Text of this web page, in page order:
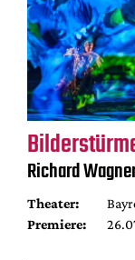
Richard
Theater:
Premiere: